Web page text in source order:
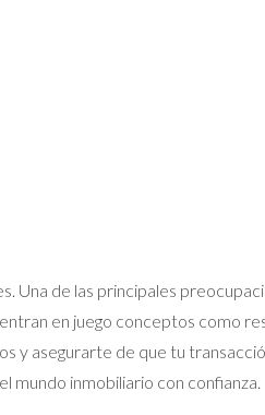
Una de las principales
en juego conceptos como
y asegurarte de que tu
inmobiliario con confianza.